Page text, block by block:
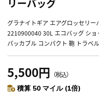
リーバッグ
グラナイトギア エアグロッセリー
2210900040 30L エコバッグ シ
パッカブル コンパクト 鞄 トラベ
5,500円 （税込）
積算 50 マイル (1倍)